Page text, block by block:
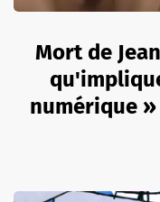
Mort de
numérique